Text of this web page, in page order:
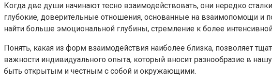
Когда две души начинают тесно взаимодействовать, они нередко
глубокие, доверительные отношения, основанные на взаимопомощи и
найти больше эмоциональной глубины, стремление к более
Понять, какая из форм взаимодействия наиболее близка, позволяет
важности индивидуального опыта, который вносит разнообразие в
быть открытым и честным с собой и окружающими.